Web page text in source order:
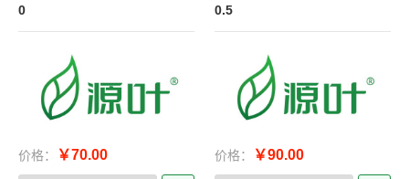
0
价格： ￥70.00
0.5
价格： ￥90.00